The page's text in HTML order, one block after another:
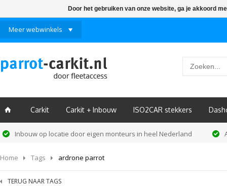
Meer webwinkels
ï Carkit Carkit + Inbouw ISO2CAR stekkers
Inbouw op locatie door eigen monteurs in heel Nederland
Home Tags ardrone parrot
TERUG NAAR TAGS
Door het gebruiken van onze website, ga je akkoord